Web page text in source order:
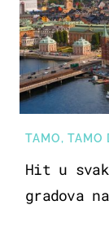
TAMO, TAMO
Hit u
gradova